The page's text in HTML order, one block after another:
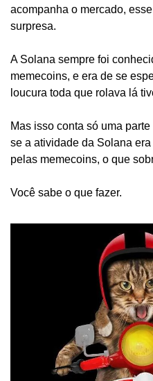
acompanha o mercado,
surpresa.
A Solana sempre foi
memecoins, e era de se
loucura toda que rolava lá
Mas isso conta só uma
se a atividade da Solana
pelas memecoins, o que
Você sabe o que fazer.